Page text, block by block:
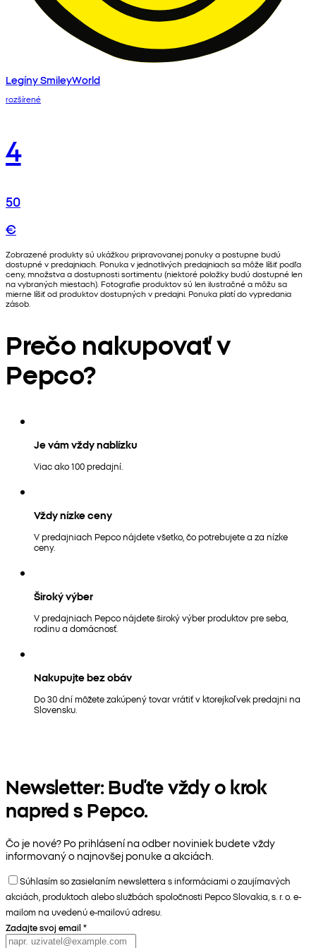
Legíny SmileyWorld
rozšírené
4
50
€
Zobrazené produkty sú ukážkou pripravovanej ponuky a postupne budú
dostupné v predajniach. Ponuka v jednotlivých predajniach sa môže líšiť podľa
ceny, množstva a dostupnosti sortimentu (niektoré položky budú dostupné len
na vybraných miestach). Fotografie produktov sú len ilustračné a môžu sa
mierne líšiť od produktov dostupných v predajni. Ponuka platí do vypredania
zásob.
Prečo nakupovať v
Pepco?
Je vám vždy nablízku
Viac ako 100 predajní.
Vždy nízke ceny
V predajniach Pepco nájdete všetko, čo potrebujete a za nízke
ceny.
Široký výber
V predajniach Pepco nájdete široký výber produktov pre seba,
rodinu a domácnosť.
Nakupujte bez obáv
Do 30 dní môžete zakúpený tovar vrátiť v ktorejkoľvek predajni na
Slovensku.
Newsletter: Buďte vždy o krok
napred s Pepco.
Čo je nové? Po prihlásení na odber noviniek budete vždy
informovaný o najnovšej ponuke a akciách.
Súhlasím so zasielaním newslettera s informáciami o zaujímavých
akciách, produktoch alebo službách spoločnosti Pepco Slovakia, s. r. o. e-
mailom na uvedenú e-mailovú adresu.
Zadajte svoj email *